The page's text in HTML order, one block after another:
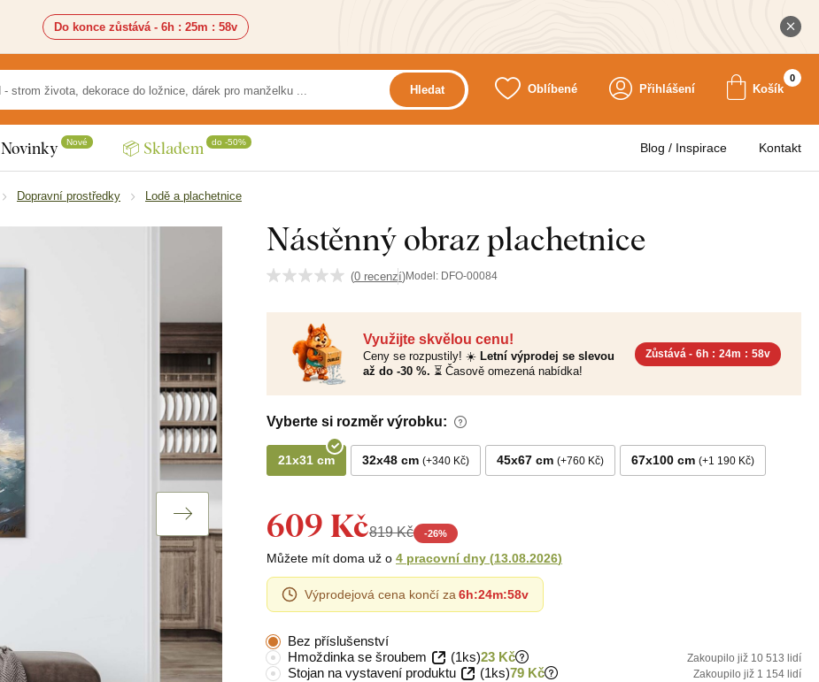
Do konce zůstává - 6h : 25m : 57v
Hledat Oblíbené Přihlášení Košík
0
Novinky Nové 📦 Skladem do -50% Blog / Inspirace Kontakt
Dopravní prostředky Lodě a plachetnice
Nástěnný obraz plachetnice
(0 recenzí)Model: DFO-00084
Využijte skvělou cenu!
Ceny se rozpustily! ☀️ Letní výprodej se slevou
až do -30 %. ⏳ Časově omezená nabídka!
Zůstává - 6h : 24m : 56v
Vyberte si rozměr výrobku:
21x31 cm 32x48 cm +340 Kč 45x67 cm +760 Kč 67x100 cm +1 190 Kč
609 Kč819 Kč -26%
Můžete mít doma už o 4 pracovní dny (13.08.2026)
Výprodejová cena končí za 6h:24m:56v
Bez příslušenství
Hmoždinka se šroubem
(1ks)23 Kč Zakoupilo již 10 513 lidí
Stojan na vystavení produktu (1ks)79 Kč Zakoupilo již 1 154 lidí